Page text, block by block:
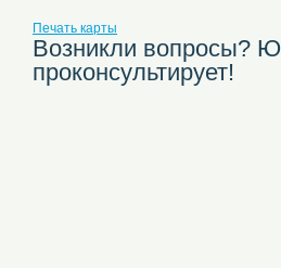
Печать карты
Возникли вопросы?
проконсультирует!